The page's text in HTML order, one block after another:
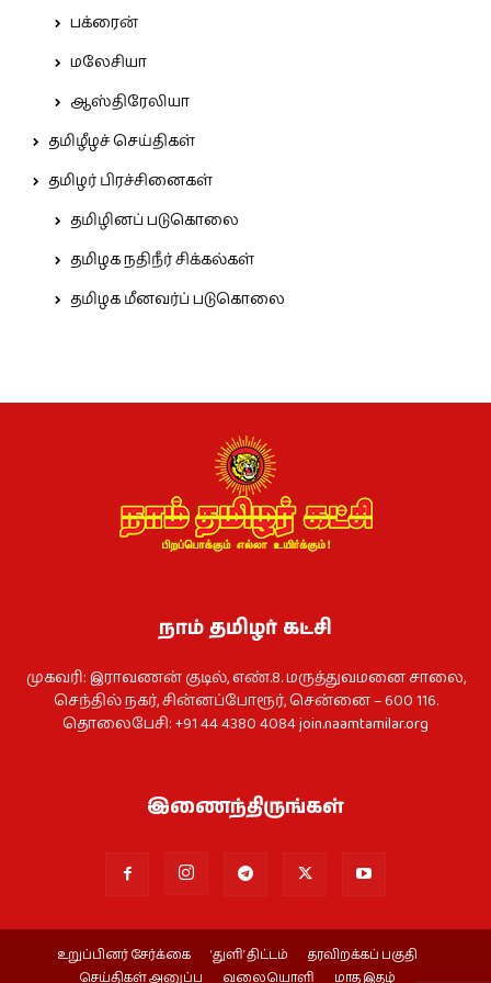
பக்ரைன்
மலேசியா
ஆஸ்திரேலியா
தமிழீழச் செய்திகள்
தமிழர் பிரச்சினைகள்
தமிழினப் படுகொலை
தமிழக நதிநீர் சிக்கல்கள்
தமிழக மீனவர்ப் படுகொலை
நாம் தமிழர் கட்சி
முகவரி: இராவணன் குடில், எண்.8. மருத்துவமனை சாலை,
செந்தில் நகர், சின்னப்போரூர், சென்னை – 600 116.
தொலைபேசி: +91 44 4380 4084join.naamtamilar.org
இணைந்திருங்கள்
உறுப்பினர் சேர்க்கை ‘துளி’ திட்டம்
தரவிறக்கப் பகுதி
செய்திகள் அனுப்ப
வலையொளி மாத இதழ்